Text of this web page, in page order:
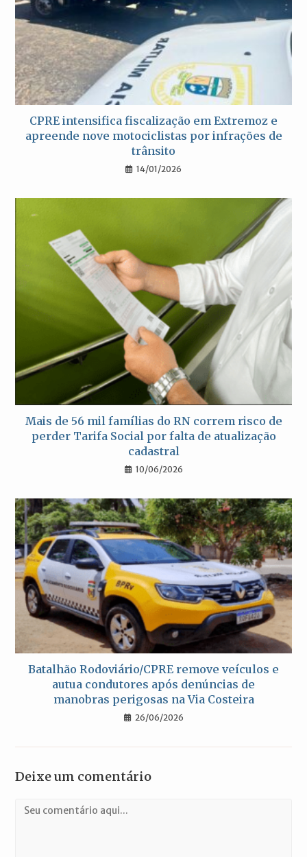
CPRE intensifica fiscalização em Extremoz e
apreende nove motociclistas por infrações de
trânsito
14/01/2026
Mais de 56 mil famílias do RN correm risco de
perder Tarifa Social por falta de atualização
cadastral
10/06/2026
Batalhão Rodoviário/CPRE remove veículos e
autua condutores após denúncias de
manobras perigosas na Via Costeira
26/06/2026
Deixe um comentário
Comentário